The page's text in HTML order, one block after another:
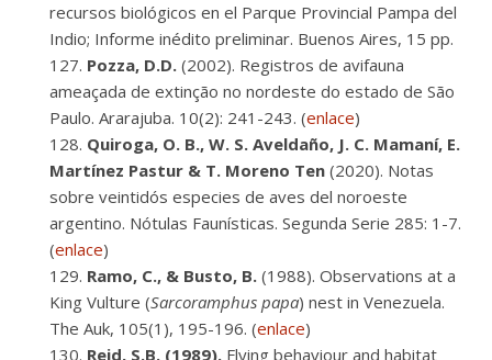
recursos biológicos en el Parque Provincial Pampa del
Indio; Informe inédito preliminar. Buenos Aires, 15 pp.
Pozza, D.D. (2002). Registros de avifauna
ameaçada de extinção no nordeste do estado de São
Paulo. Ararajuba. 10(2): 241-243. (enlace)
Quiroga, O. B., W. S. Aveldaño, J. C. Mamaní, E.
Martínez Pastur & T. Moreno Ten (2020). Notas
sobre veintidós especies de aves del noroeste
argentino. Nótulas Faunísticas. Segunda Serie 285: 1-7.
(enlace)
Ramo, C., & Busto, B. (1988). Observations at a
King Vulture (Sarcoramphus papa) nest in Venezuela.
The Auk, 105(1), 195-196. (enlace)
Reid, S.B. (1989). Flying behaviour and habitat